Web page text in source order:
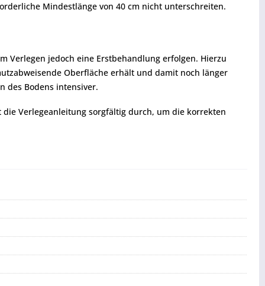
Mindestlänge von 40 cm nicht unterschreiten.
Verlegen jedoch eine Erstbehandlung erfolgen. Hierzu
Oberfläche erhält und damit noch länger
des Bodens intensiver.
Verlegeanleitung sorgfältig durch, um die korrekten